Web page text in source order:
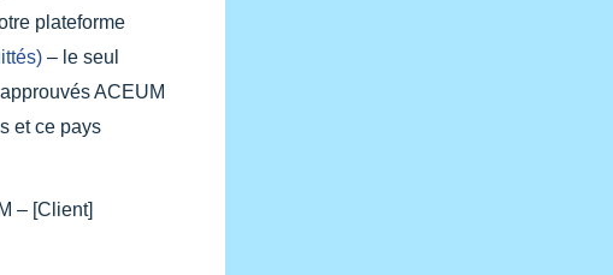
plateforme
– le seul
ACEUM
et ce pays
– [Client]